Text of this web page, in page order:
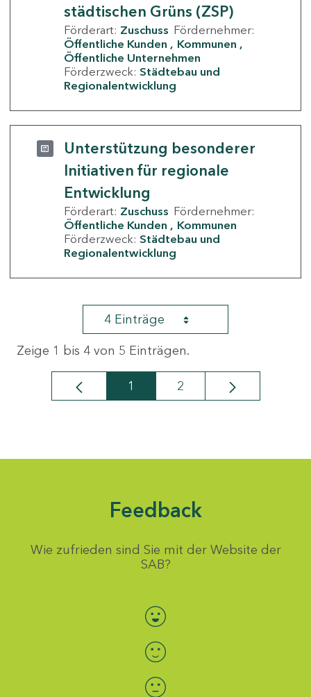
städtischen Grüns (ZSP)
Förderart: Zuschuss Fördernehmer:
Öffentliche Kunden
Kommunen
Öffentliche Unternehmen
Förderzweck: Städtebau und
Regionalentwicklung
Unterstützung besonderer
Initiativen für regionale
Entwicklung
Förderart: Zuschuss Fördernehmer:
Öffentliche Kunden
Kommunen
Förderzweck: Städtebau und
Regionalentwicklung
4 Einträge
Zeige 1 bis 4 von 5 Einträgen.
Seite
1 Seite
2
Feedback
Wie zufrieden sind Sie mit der Website der
SAB?
Bewertung auswählen